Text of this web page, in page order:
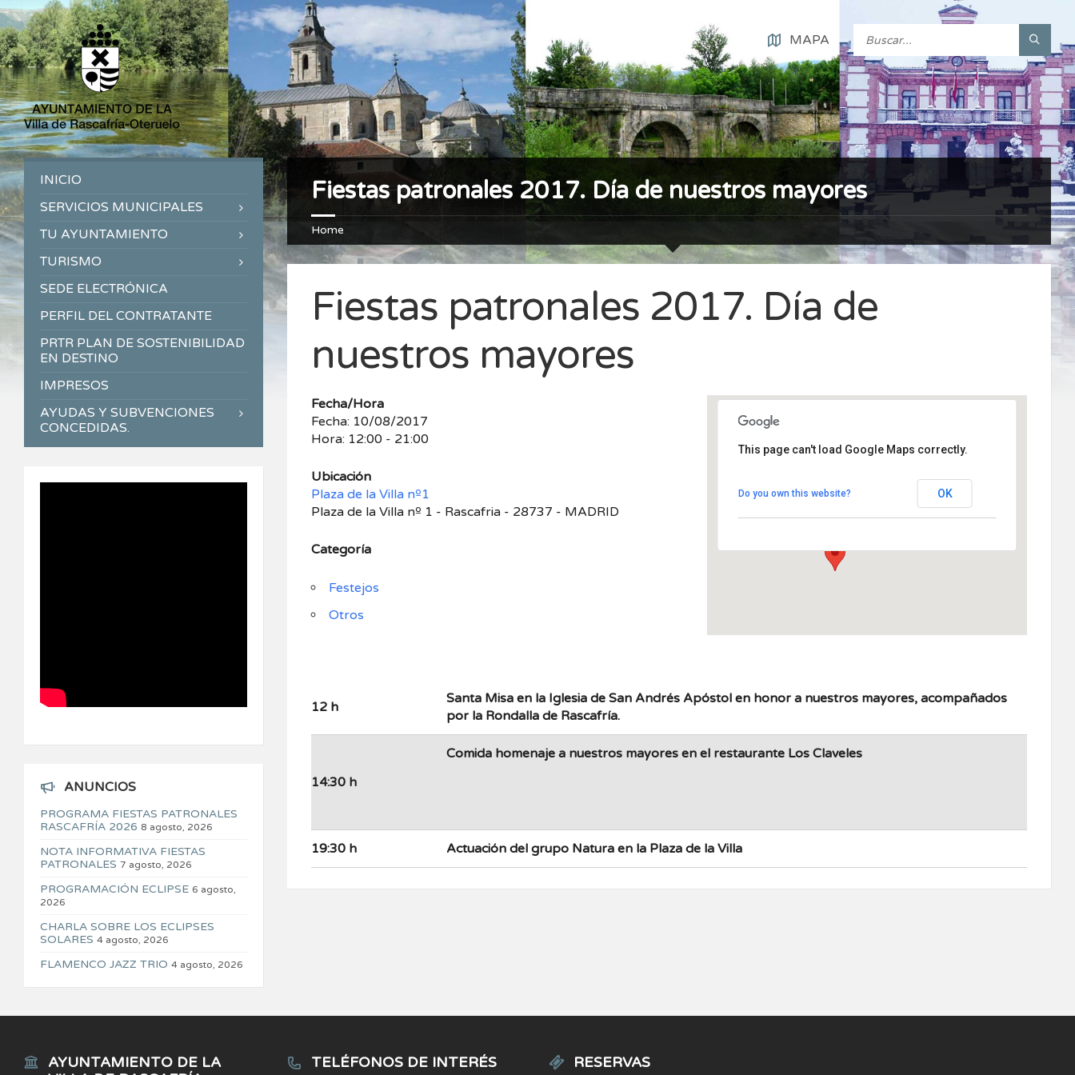
MAPA
Fiestas patronales 2017. Día de nuestros mayores
Home
Fiestas patronales 2017. Día de
nuestros mayores
Plaza de la Villa nº1
Plaza de la Villa nº 1 - Rascafria
This page can't load Google Maps correctly.
Do you own this website? OK
Fecha/Hora
Fecha: 10/08/2017
Hora: 12:00 - 21:00
Ubicación
Plaza de la Villa nº1
Plaza de la Villa nº 1 - Rascafria - 28737 - MADRID
Categoría
Festejos
Otros
12 h
Santa Misa en la Iglesia de San Andrés Apóstol en honor a nuestros mayores, acompañados
por la Rondalla de Rascafría.
14:30 h
Comida homenaje a nuestros mayores en el restaurante Los Claveles
19:30 h Actuación del grupo Natura en la Plaza de la Villa
INICIO
SERVICIOS MUNICIPALES
TU AYUNTAMIENTO
TURISMO
SEDE ELECTRÓNICA
PERFIL DEL CONTRATANTE
PRTR PLAN DE SOSTENIBILIDAD
EN DESTINO
IMPRESOS
AYUDAS Y SUBVENCIONES
CONCEDIDAS.
ANUNCIOS
PROGRAMA FIESTAS PATRONALES
RASCAFRÍA 2026 8 agosto, 2026
NOTA INFORMATIVA FIESTAS
PATRONALES 7 agosto, 2026
PROGRAMACIÓN ECLIPSE 6 agosto,
2026
CHARLA SOBRE LOS ECLIPSES
SOLARES 4 agosto, 2026
FLAMENCO JAZZ TRIO 4 agosto, 2026
AYUNTAMIENTO DE LA
TELÉFONOS DE INTERÉS RESERVAS